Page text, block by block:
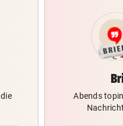
Abends